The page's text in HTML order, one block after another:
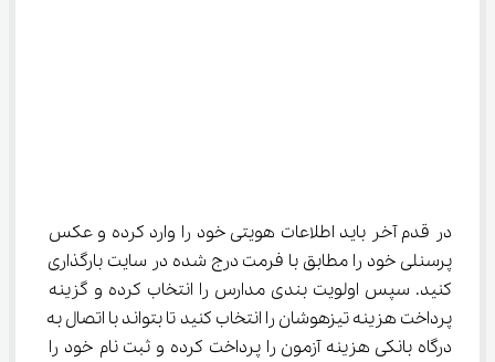
در قدم آخر باید اطلاعات هویتی خود را وارد کرده و عکس
پرسنلی خود را مطابق با فرمت درج شده در سایت بارگذاری
کنید. سپس اولویت بندی مدارس را انتخاب کرده و گزینه
پرداخت هزینه تیزهوشان را انتخاب کنید تا بتواند با اتصال به
درگاه بانکی هزینه آزمون را پرداخت کرده و ثبت نام خود را